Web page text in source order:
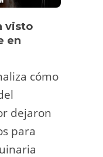
visto
en
cómo
dejaron
para